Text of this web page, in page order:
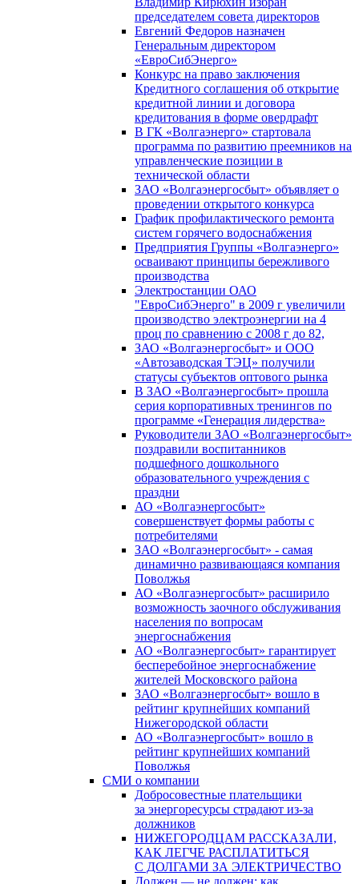
председателем совета директоров
Евгений Федоров назначен
Генеральным директором
«ЕвроСибЭнерго»
Конкурс на право заключения
Кредитного соглашения об открытие
кредитной линии и договора
кредитования в форме овердрафт
В ГК «Волгаэнерго» стартовала
программа по развитию преемников на
управленческие позиции в
технической области
ЗАО «Волгаэнергосбыт» объявляет о
проведении открытого конкурса
График профилактического ремонта
систем горячего водоснабжения
Предприятия Группы «Волгаэнерго»
осваивают принципы бережливого
производства
Электростанции ОАО
"ЕвроСибЭнерго" в 2009 г увеличили
производство электроэнергии на 4
проц по сравнению с 2008 г до 82,
ЗАО «Волгаэнергосбыт» и ООО
«Автозаводская ТЭЦ» получили
статусы субъектов оптового рынка
В ЗАО «Волгаэнергосбыт» прошла
серия корпоративных тренингов по
программе «Генерация лидерства»
Руководители ЗАО «Волгаэнергосбыт»
поздравили воспитанников
подшефного дошкольного
образовательного учреждения с
праздни
АО «Волгаэнергосбыт»
совершенствует формы работы с
потребителями
ЗАО «Волгаэнергосбыт» - самая
динамично развивающаяся компания
Поволжья
АО «Волгаэнергосбыт» расширило
возможность заочного обслуживания
населения по вопросам
энергоснабжения
АО «Волгаэнергосбыт» гарантирует
бесперебойное энергоснабжение
жителей Московского района
ЗАО «Волгаэнергосбыт» вошло в
рейтинг крупнейших компаний
Нижегородской области
АО «Волгаэнергосбыт» вошло в
рейтинг крупнейших компаний
Поволжья
СМИ о компании
Добросовестные плательщики
за энергоресурсы страдают из-за
должников
НИЖЕГОРОДЦАМ РАССКАЗАЛИ,
КАК ЛЕГЧЕ РАСПЛАТИТЬСЯ
С ДОЛГАМИ ЗА ЭЛЕКТРИЧЕСТВО